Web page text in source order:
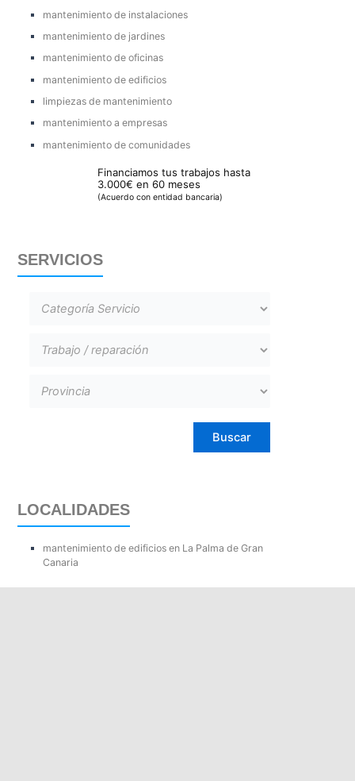
mantenimiento de instalaciones
mantenimiento de jardines
mantenimiento de oficinas
mantenimiento de edificios
limpiezas de mantenimiento
mantenimiento a empresas
mantenimiento de comunidades
Financiamos tus trabajos hasta
3.000€ en 60 meses
(Acuerdo con entidad bancaria)
SERVICIOS
LOCALIDADES
mantenimiento de edificios en La Palma de Gran
Canaria